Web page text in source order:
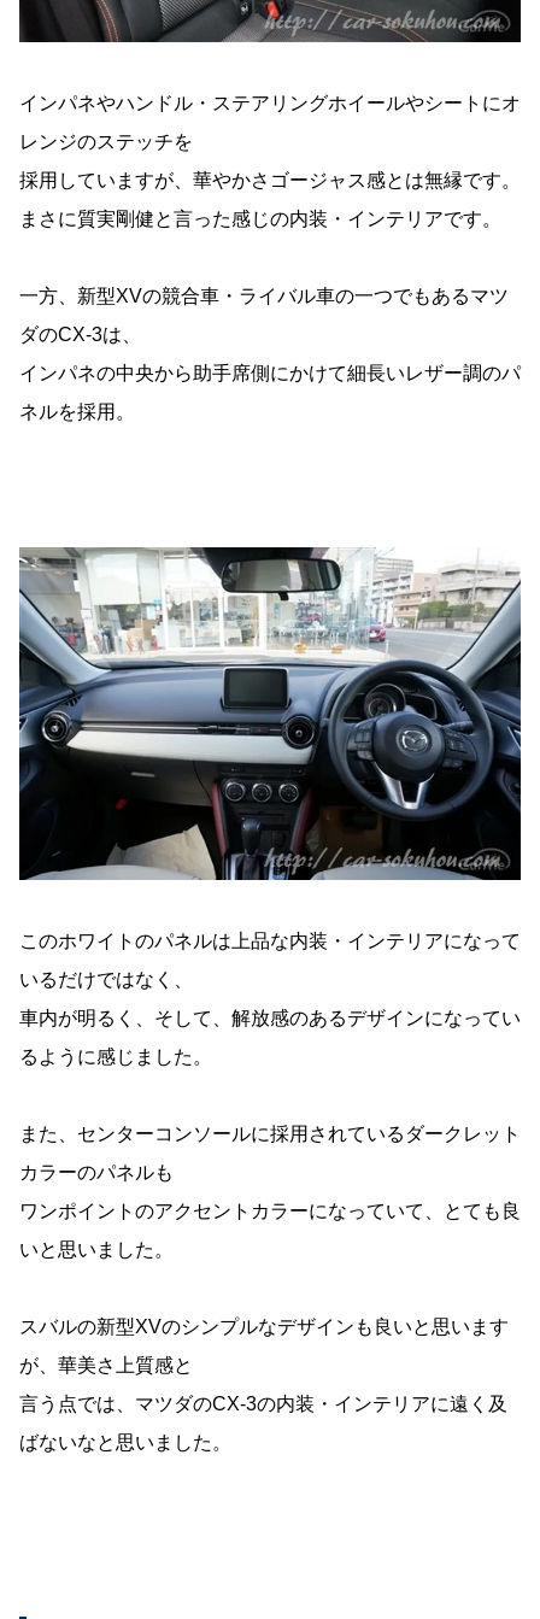
インパネやハンドル・ステアリングホイールやシートにオ
レンジのステッチを
採用していますが、華やかさゴージャス感とは無縁です。
まさに質実剛健と言った感じの内装・インテリアです。
一方、新型XVの競合車・ライバル車の一つでもあるマツ
ダのCX-3は、
インパネの中央から助手席側にかけて細長いレザー調のパ
ネルを採用。
このホワイトのパネルは上品な内装・インテリアになって
いるだけではなく、
車内が明るく、そして、解放感のあるデザインになってい
るように感じました。
また、センターコンソールに採用されているダークレット
カラーのパネルも
ワンポイントのアクセントカラーになっていて、とても良
いと思いました。
スバルの新型XVのシンプルなデザインも良いと思います
が、華美さ上質感と
言う点では、マツダのCX-3の内装・インテリアに遠く及
ばないなと思いました。